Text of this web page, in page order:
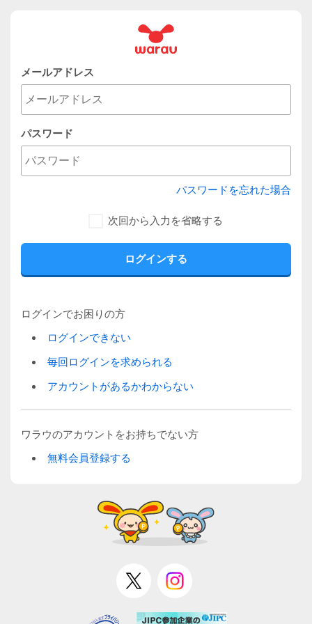
メールアドレス
パスワード
パスワードを忘れた場合
次回から入力を省略する
ログインでお困りの方
ログインできない
毎回ログインを求められる
アカウントがあるかわからない
ワラウのアカウントをお持ちでない方
無料会員登録する